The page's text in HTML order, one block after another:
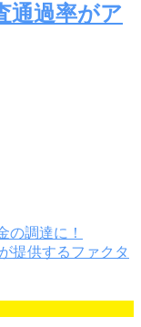
通過率がア